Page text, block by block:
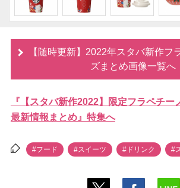
【随時更新】2022年スタバ新作フ
ズまとめ画像一覧へ
『【スタバ新作2022】限定フラペチー
最新情報まとめ』特集へ
#フード #スイーツ #ドリンク #